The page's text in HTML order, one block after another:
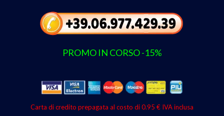
PROMO IN CORSO -15%
Carta di credito prepagata al costo di 0.95 € IVA inclusa